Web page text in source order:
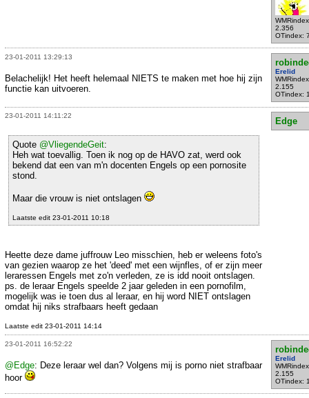
2.356
OTindex:
23-01-2011 13:29:13
Erelid
2.155
OTindex:
Belachelijk! Het heeft helemaal NIETS te maken met hoe hij zijn
functie kan uitvoeren.
23-01-2011 14:11:22
Edge
Quote @VliegendeGeit:
Heh wat toevallig. Toen ik nog op de HAVO zat, werd ook
bekend dat een van m'n docenten Engels op een pornosite
stond.
Maar die vrouw is niet ontslagen
Laatste edit 23-01-2011 10:18
Heette deze dame juffrouw Leo misschien, heb er weleens foto's
van gezien waarop ze het 'deed' met een wijnfles, of er zijn meer
leraressen Engels met zo'n verleden, ze is idd nooit ontslagen.
ps. de leraar Engels speelde 2 jaar geleden in een pornofilm,
mogelijk was ie toen dus al leraar, en hij word NIET ontslagen
omdat hij niks strafbaars heeft gedaan
Laatste edit 23-01-2011 14:14
23-01-2011 16:52:22
Erelid
2.155
OTindex:
@Edge: Deze leraar wel dan? Volgens mij is porno niet strafbaar
hoor